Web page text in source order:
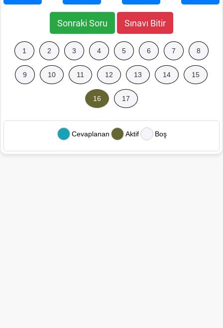
Sonraki Soru Sınavı Bitir
1 2 3 4 5 6 7 8
9 10 11 12 13 14 15
16 17
Cevaplanan Aktif Boş